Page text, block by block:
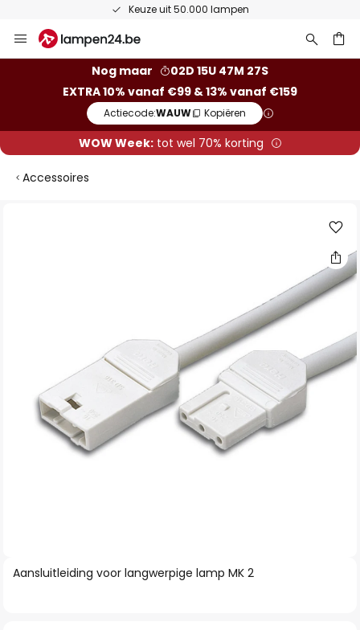
Keuze uit 50.000 lampen
naar
Nog maar
02D 15U 47M 26S
EXTRA 10% vanaf €99 & 13% vanaf €159
Actiecode:WAUW Kopiëren
WOW Week:tot wel 70% korting
Accessoires
Ga
Aansluitleiding voor langwerpige lamp MK 2